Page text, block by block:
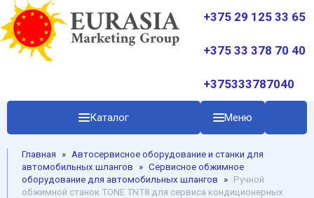
+375 29 125 33 65
+375 33 378 70 40
+375333787040
Каталог Меню
Главная » Автосервисное оборудование и станки для
автомобильных шлангов
» Сервисное обжимное
оборудование для автомобильных шлангов
» Ручнoй
обжимной станок TONE TNT8 для сервиса кондиционерных